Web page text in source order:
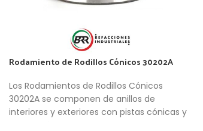
Rodamiento de Rodillos Cónicos 30202A
Los Rodamientos de Rodillos Cónicos
30202A se componen de anillos de
interiores y exteriores con pistas cónicas y